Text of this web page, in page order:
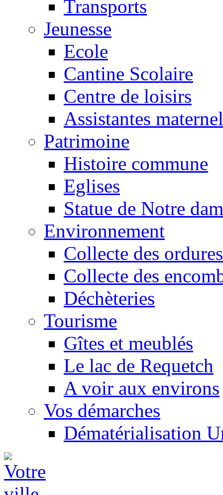
Transports
Jeunesse
Ecole
Cantine Scolaire
Centre de loisirs
Assistantes
Patrimoine
Histoire commune
Eglises
Statue de Notre
Environnement
Collecte des ordures
Collecte des
Déchèteries
Tourisme
Gîtes et meublés
Le lac de Requetch
A voir aux environs
Vos démarches
Dématérialisation